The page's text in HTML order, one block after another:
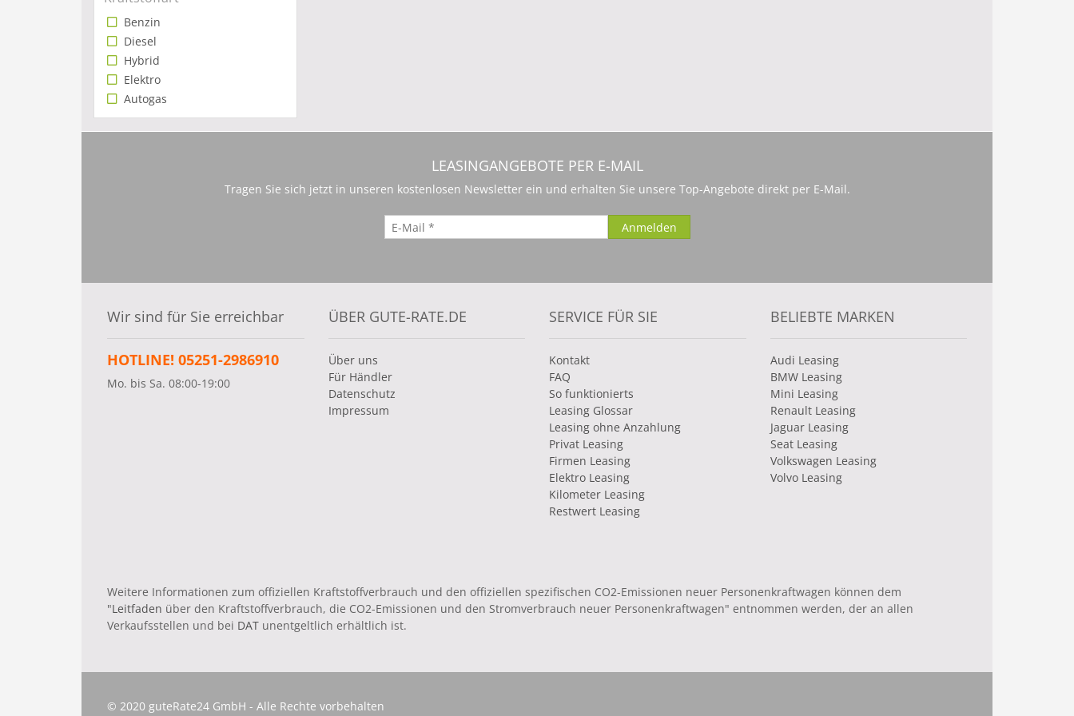
Benzin
Diesel
Hybrid
Elektro
Autogas
LEASINGANGEBOTE PER E-MAIL
Tragen Sie sich jetzt in unseren kostenlosen Newsletter ein und erhalten Sie unsere Top-Angebote direkt per E-Mail.
Wir sind für Sie erreichbar
HOTLINE! 05251-2986910
Mo. bis Sa. 08:00-19:00
ÜBER GUTE-RATE.DE
Über uns
Für Händler
Datenschutz
Impressum
SERVICE FÜR SIE
Kontakt
FAQ
So funktionierts
Leasing Glossar
Leasing ohne Anzahlung
Privat Leasing
Firmen Leasing
Elektro Leasing
Kilometer Leasing
Restwert Leasing
BELIEBTE MARKEN
Audi Leasing
BMW Leasing
Mini Leasing
Renault Leasing
Jaguar Leasing
Seat Leasing
Volkswagen Leasing
Volvo Leasing
Weitere Informationen zum offiziellen Kraftstoffverbrauch und den offiziellen spezifischen CO2-Emissionen neuer Personenkraftwagen können dem
"Leitfaden über den Kraftstoffverbrauch, die CO2-Emissionen und den Stromverbrauch neuer Personenkraftwagen" entnommen werden, der an allen
Verkaufsstellen und bei DAT unentgeltlich erhältlich ist.
© 2020 guteRate24 GmbH - Alle Rechte vorbehalten